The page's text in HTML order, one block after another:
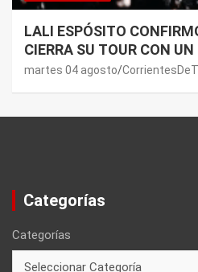
LALI ESPÓSITO
CIERRA SU TOUR CON
martes 04 agosto
Categorías
Categorías